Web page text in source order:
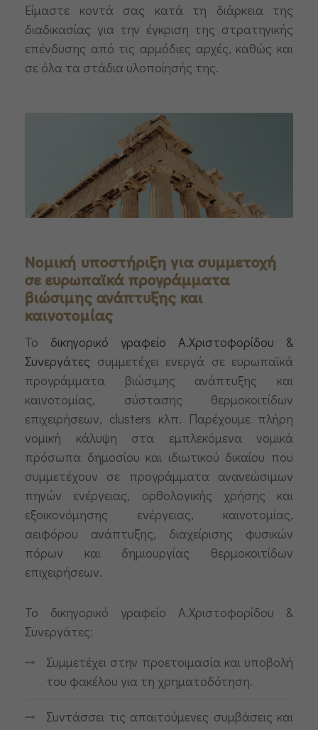
Είμαστε κοντά σας κατά τη διάρκεια της
διαδικασίας για την έγκριση της στρατηγικής
επένδυσης από τις αρμόδιες αρχές, καθώς και
σε όλα τα στάδια υλοποίησής της.
Νομική υποστήριξη για συμμετοχή
σε ευρωπαϊκά προγράμματα
βιώσιμης ανάπτυξης και
καινοτομίας
Το δικηγορικό γραφείο Α.Χριστοφορίδου &
Συνεργάτες συμμετέχει ενεργά σε ευρωπαϊκά
προγράμματα βιώσιμης ανάπτυξης και
καινοτομίας, σύστασης θερμοκοιτίδων
επιχειρήσεων, clusters κλπ. Παρέχουμε πλήρη
νομική κάλυψη στα εμπλεκόμενα νομικά
πρόσωπα δημοσίου και ιδιωτικού δικαίου που
συμμετέχουν σε προγράμματα ανανεώσιμων
πηγών ενέργειας, ορθολογικής χρήσης και
εξοικονόμησης ενέργειας, καινοτομίας,
αειφόρου ανάπτυξης, διαχείρισης φυσικών
πόρων και δημιουργίας θερμοκοιτίδων
επιχειρήσεων.
Το δικηγορικό γραφείο Α.Χριστοφορίδου &
Συνεργάτες:
Συμμετέχει στην προετοιμασία και υποβολή
του φακέλου για τη χρηματοδότηση.
Συντάσσει τις απαιτούμενες συμβάσεις και